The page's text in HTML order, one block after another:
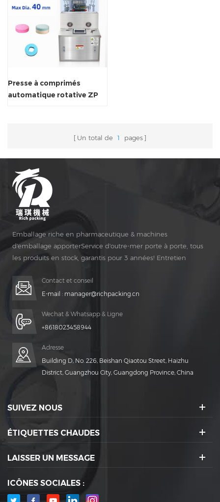
Presse à comprimés
automatique rotative ZP
Un total de 1 pages
Emballage riche en pharmaceutique & machines
d'emballage apporterService d'outre-mer porte à porte, tous
les produits en stock, garantis pour 3 années! Entretien
Contact et conseil
E-mail : manager@richpacking.cn
Wechat & Whatsapp & Ligne
+8618023458944
Adresse
Building D, No. 226, Beishan Qiaotou Street, Haizhu
District, Guangzhou City, Guangdong Province, China
SUIVEZ NOUS
ÉTIQUETTES CHAUDES
LAISSER UN MESSAGE
ICÔNES SOCIALES :